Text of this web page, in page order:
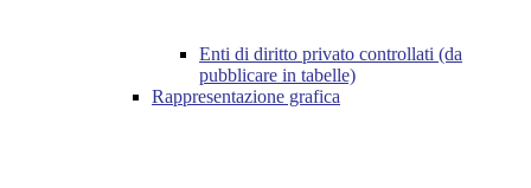
Enti di diritto privato controllati (da
pubblicare in tabelle)
Rappresentazione grafica